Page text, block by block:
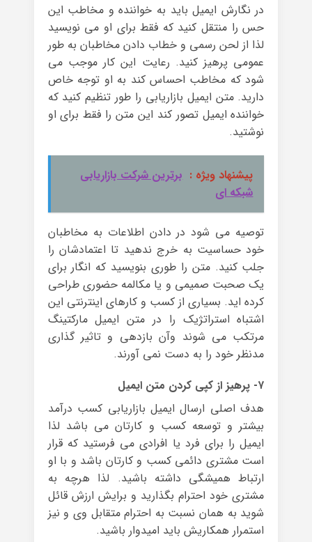
در نگارش ایمیل باید به خواننده و مخاطب این
حس را منتقل کنید که فقط برای او می نویسید
لذا از لحن رسمی و خطاب دادن مخاطبان به طور
عمومی پرهیز کنید. رعایت این کار موجب می
شود که مخاطب احساس کند به او توجه خاص
دارید. متن ایمیل بازاریابی را طور تنظیم کنید که
خواننده ایمیل تصور کند این متن را فقط برای او
نوشتید.
پیشنهاد ویژه : برترین شرکت بازاریابی
شبکه ای
توصیه می شود در دادن اطلاعات به مخاطبان
خود حساسیت به خرج ندهید تا اعتمادشان را
جلب کنید. متن را طوری بنویسید که انگار برای
یک صحبت صمیمی و یا مکالمه حضوری طراحی
کرده اید. بسیاری از کسب و کارهای اینترنتی این
اشتباه استراتژیک را در متن ایمیل مارکتینگ
مرتکب می شوند وآن بازدهی و تاثیر گذاری
مدنظر خود را به دست نمی آورند.
۷- پرهیز از کپی کردن متن ایمیل
هدف اصلی ارسال ایمیل بازاریابی کسب درآمد
بیشتر و توسعه کسب و کارتان می باشد لذا
ایمیل را برای فرد یا افرادی می فرستید که قرار
است مشتری دائمی کسب و کارتان باشد و با او
ارتباط همیشگی داشته باشید. لذا هرچه به
مشتری خود احترام بگذارید و برایش ارزش قائل
شوید به همان نسبت به احترام متقابل وی و نیز
استمرار همکاریش باید امیدوار باشید.